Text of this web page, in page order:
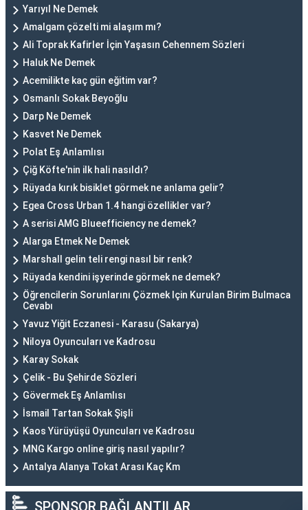
Yarıyıl Ne Demek
Amalgam çözelti mi alaşım mı?
Ali Toprak Kafirler İçin Yaşasın Cehennem Sözleri
Haluk Ne Demek
Acemilikte kaç gün eğitim var?
Osmanlı Sokak Beyoğlu
Darp Ne Demek
Kasvet Ne Demek
Polat Eş Anlamlısı
Çiğ Köfte'nin ilk hali nasıldı?
Rüyada kırık bisiklet görmek ne anlama gelir?
Egea Cross Urban 1.4 hangi özellikler var?
A serisi AMG Blueefficiency ne demek?
Alarga Etmek Ne Demek
Marshall gelin teli rengi nasıl bir renk?
Rüyada kendini işyerinde görmek ne demek?
Öğrencilerin Sorunlarını Çözmek Için Kurulan Birim Bulmaca
Cevabı
Yavuz Yiğit Eczanesi - Karasu (Sakarya)
Niloya Oyuncuları ve Kadrosu
Karay Sokak
Çelik - Bu Şehirde Sözleri
Gövermek Eş Anlamlısı
İsmail Tartan Sokak Şişli
Kaos Yürüyüşü Oyuncuları ve Kadrosu
MNG Kargo online giriş nasıl yapılır?
Antalya Alanya Tokat Arası Kaç Km
SPONSOR BAĞLANTILAR